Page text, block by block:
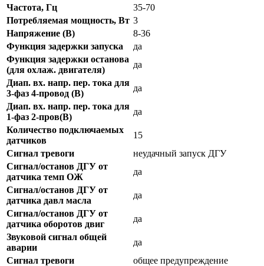
Частота, Гц
35-70
Потребляемая мощность, Вт 3
Напряжение (В)
8-36
Функция задержки запуска
да
Функция задержки останова
(для охлаж. двигателя)
да
Диап. вх. напр. пер. тока для
3-фаз 4-провод (В)
да
Диап. вх. напр. пер. тока для
1-фаз 2-пров(В)
да
Количество подключаемых
датчиков
15
Сигнал тревоги
неудачный запуск ДГУ
Сигнал/останов ДГУ от
датчика темп ОЖ
да
Сигнал/останов ДГУ от
датчика давл масла
да
Сигнал/останов ДГУ от
датчика оборотов двиг
да
Звуковой сигнал общей
аварии
да
Сигнал тревоги
общее предупреждение